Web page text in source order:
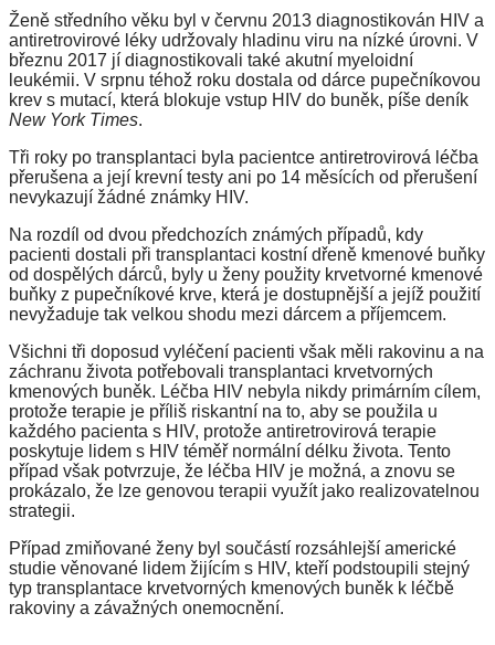
Ženě středního věku byl v červnu 2013 diagnostikován HIV a
antiretrovirové léky udržovaly hladinu viru na nízké úrovni. V
březnu 2017 jí diagnostikovali také akutní myeloidní
leukémii. V srpnu téhož roku dostala od dárce pupečníkovou
krev s mutací, která blokuje vstup HIV do buněk, píše deník
New York Times.
Tři roky po transplantaci byla pacientce antiretrovirová léčba
přerušena a její krevní testy ani po 14 měsících od přerušení
nevykazují žádné známky HIV.
Na rozdíl od dvou předchozích známých případů, kdy
pacienti dostali při transplantaci kostní dřeně kmenové buňky
od dospělých dárců, byly u ženy použity krvetvorné kmenové
buňky z pupečníkové krve, která je dostupnější a jejíž použití
nevyžaduje tak velkou shodu mezi dárcem a příjemcem.
Všichni tři doposud vyléčení pacienti však měli rakovinu a na
záchranu života potřebovali transplantaci krvetvorných
kmenových buněk. Léčba HIV nebyla nikdy primárním cílem,
protože terapie je příliš riskantní na to, aby se použila u
každého pacienta s HIV, protože antiretrovirová terapie
poskytuje lidem s HIV téměř normální délku života. Tento
případ však potvrzuje, že léčba HIV je možná, a znovu se
prokázalo, že lze genovou terapii využít jako realizovatelnou
strategii.
Případ zmiňované ženy byl součástí rozsáhlejší americké
studie věnované lidem žijícím s HIV, kteří podstoupili stejný
typ transplantace krvetvorných kmenových buněk k léčbě
rakoviny a závažných onemocnění.